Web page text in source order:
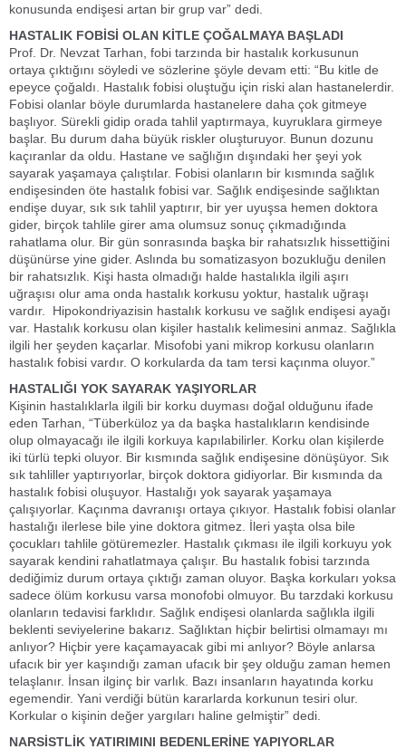
konusunda endişesi artan bir grup var” dedi.
HASTALIK FOBİSİ OLAN KİTLE ÇOĞALMAYA BAŞLADI
Prof. Dr. Nevzat Tarhan, fobi tarzında bir hastalık korkusunun
ortaya çıktığını söyledi ve sözlerine şöyle devam etti: “Bu kitle de
epeyce çoğaldı. Hastalık fobisi oluştuğu için riski alan hastanelerdir.
Fobisi olanlar böyle durumlarda hastanelere daha çok gitmeye
başlıyor. Sürekli gidip orada tahlil yaptırmaya, kuyruklara girmeye
başlar. Bu durum daha büyük riskler oluşturuyor. Bunun dozunu
kaçıranlar da oldu. Hastane ve sağlığın dışındaki her şeyi yok
sayarak yaşamaya çalıştılar. Fobisi olanların bir kısmında sağlık
endişesinden öte hastalık fobisi var. Sağlık endişesinde sağlıktan
endişe duyar, sık sık tahlil yaptırır, bir yer uyuşsa hemen doktora
gider, birçok tahlile girer ama olumsuz sonuç çıkmadığında
rahatlama olur. Bir gün sonrasında başka bir rahatsızlık hissettiğini
düşünürse yine gider. Aslında bu somatizasyon bozukluğu denilen
bir rahatsızlık. Kişi hasta olmadığı halde hastalıkla ilgili aşırı
uğraşısı olur ama onda hastalık korkusu yoktur, hastalık uğraşı
vardır. Hipokondriyazisin hastalık korkusu ve sağlık endişesi ayağı
var. Hastalık korkusu olan kişiler hastalık kelimesini anmaz. Sağlıkla
ilgili her şeyden kaçarlar. Misofobi yani mikrop korkusu olanların
hastalık fobisi vardır. O korkularda da tam tersi kaçınma oluyor.”
HASTALIĞI YOK SAYARAK YAŞIYORLAR
Kişinin hastalıklarla ilgili bir korku duyması doğal olduğunu ifade
eden Tarhan, “Tüberküloz ya da başka hastalıkların kendisinde
olup olmayacağı ile ilgili korkuya kapılabilirler. Korku olan kişilerde
iki türlü tepki oluyor. Bir kısmında sağlık endişesine dönüşüyor. Sık
sık tahliller yaptırıyorlar, birçok doktora gidiyorlar. Bir kısmında da
hastalık fobisi oluşuyor. Hastalığı yok sayarak yaşamaya
çalışıyorlar. Kaçınma davranışı ortaya çıkıyor. Hastalık fobisi olanlar
hastalığı ilerlese bile yine doktora gitmez. İleri yaşta olsa bile
çocukları tahlile götüremezler. Hastalık çıkması ile ilgili korkuyu yok
sayarak kendini rahatlatmaya çalışır. Bu hastalık fobisi tarzında
dediğimiz durum ortaya çıktığı zaman oluyor. Başka korkuları yoksa
sadece ölüm korkusu varsa monofobi olmuyor. Bu tarzdaki korkusu
olanların tedavisi farklıdır. Sağlık endişesi olanlarda sağlıkla ilgili
beklenti seviyelerine bakarız. Sağlıktan hiçbir belirtisi olmamayı mı
anlıyor? Hiçbir yere kaçamayacak gibi mi anlıyor? Böyle anlarsa
ufacık bir yer kaşındığı zaman ufacık bir şey olduğu zaman hemen
telaşlanır. İnsan ilginç bir varlık. Bazı insanların hayatında korku
egemendir. Yani verdiği bütün kararlarda korkunun tesiri olur.
Korkular o kişinin değer yargıları haline gelmiştir” dedi.
NARSİSTLİK YATIRIMINI BEDENLERİNE YAPIYORLAR